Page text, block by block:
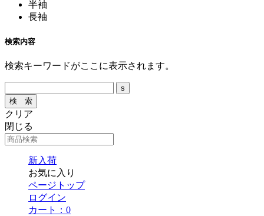
半袖
長袖
検索内容
検索キーワードがここに表示されます。
クリア
閉じる
新入荷
お気に入り
ページトップ
ログイン
カート： 0